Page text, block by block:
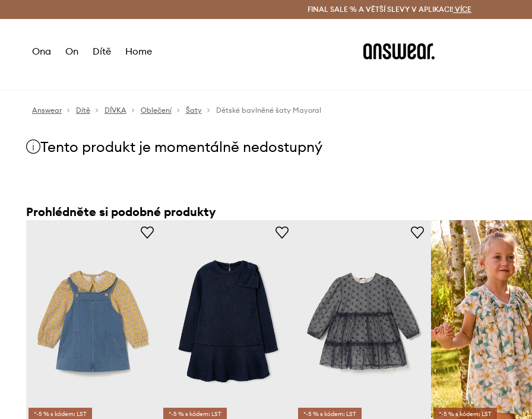
Doručení a vrácení zdarma (od 1800 Kč) Doručení i do 24 h
FINAL SALE % A VĚTŠÍ SLEVY V APLIKACI! VÍCE
Ona On Dítě Home
Answear Dítě DÍVKA Oblečení Šaty Dětské bavlněné šaty Mayoral
Tento produkt je momentálně nedostupný
Prohlédněte si podobné produkty
*-5 % s kódem: LST *-5 % s kódem: LST *-5 % s kódem: LST *-5 % s kódem: LST